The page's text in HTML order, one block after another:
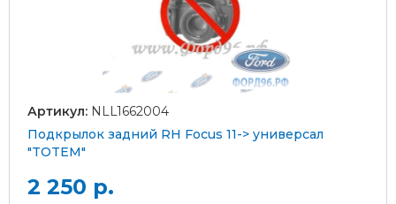
Артикул: NLL1662004
Подкрылок задний RH Focus 11-> универсал
"TOTEM"
2 250 р.